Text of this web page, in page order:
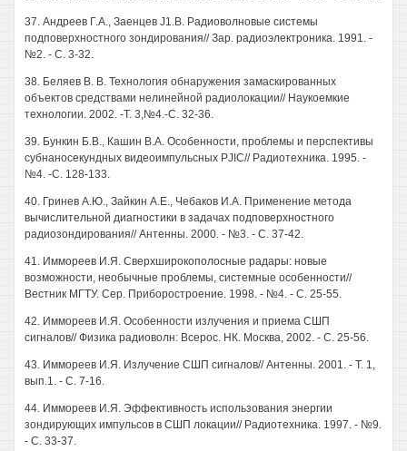
37. Андреев Г.А., Заенцев J1.B. Радиоволновые системы
подповерхностного зондирования// Зар. радиоэлектроника. 1991. -
№2. - С. 3-32.
38. Беляев В. В. Технология обнаружения замаскированных
объектов средствами нелинейной радиолокации// Наукоемкие
технологии. 2002. -Т. 3,№4.-С. 32-36.
39. Бункин Б.В., Кашин В.А. Особенности, проблемы и перспективы
субнаносекундных видеоимпульсных PJIC// Радиотехника. 1995. -
№4. -С. 128-133.
40. Гринев А.Ю., Зайкин А.Е., Чебаков И.А. Применение метода
вычислительной диагностики в задачах подповерхностного
радиозондирования// Антенны. 2000. - №3. - С. 37-42.
41. Иммореев И.Я. Сверхширокополосные радары: новые
возможности, необычные проблемы, системные особенности//
Вестник МГТУ. Сер. Приборостроение. 1998. - №4. - С. 25-55.
42. Иммореев И.Я. Особенности излучения и приема СШП
сигналов// Физика радиоволн: Всерос. НК. Москва, 2002. - С. 25-56.
43. Иммореев И.Я. Излучение СШП сигналов// Антенны. 2001. - Т. 1,
вып.1. - С. 7-16.
44. Иммореев И.Я. Эффективность использования энергии
зондирующих импульсов в СШП локации// Радиотехника. 1997. - №9.
- С. 33-37.